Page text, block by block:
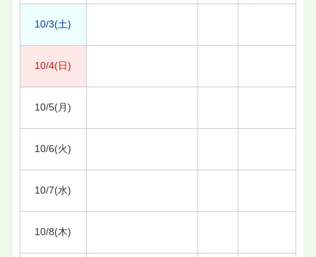
10/3(土)
10/4(日)
10/5(月)
10/6(火)
10/7(水)
10/8(木)